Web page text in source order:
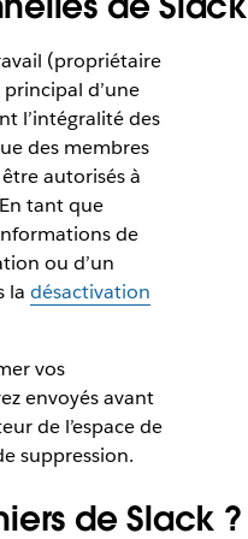
(propriétaire
d’une
l’intégralité des
des membres
autorisés à
tant que
de
ou d’un
la désactivation
vos
envoyés avant
de l’espace de
suppression.
de Slack ?